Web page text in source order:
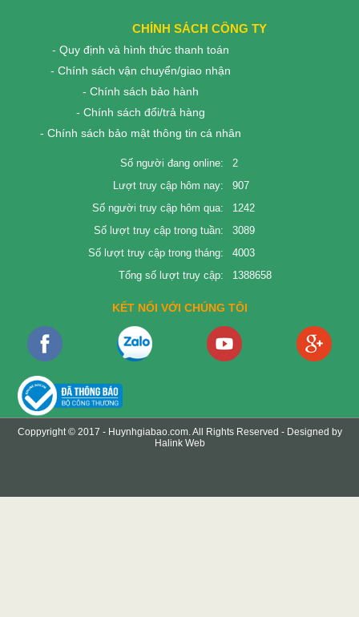
CHÍNH SÁCH CÔNG TY
- Quy định và hình thức thanh toán
- Chính sách vận chuyển/giao nhận
- Chính sách bảo hành
- Chính sách đổi/trả hàng
- Chính sách bảo mật thông tin cá nhân
Số người đang online:
2
Lượt truy cập hôm nay:
907
Số người truy cập hôm qua:
1242
Số lượt truy cập trong tuần:
3089
Số lượt truy cập trong tháng:
4003
Tổng số lượt truy cập:
1388658
KẾT NỐI VỚI CHÚNG TÔI
Coppyright © 2017 - Huynhgiabao.com. All Rights Reserved - Designed by
Halink Web